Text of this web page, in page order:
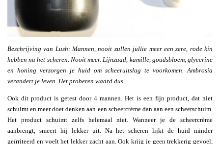
Beschrijving van Lush: Mannen, nooit zullen jullie meer een zere, rode kin
hebben na het scheren. Nooit meer. Lijnzaad, kamille, goudsbloem, glycerine
en honing verzorgen je huid om scheeruitslag te voorkomen. Ambrosia
verandert je leven. Het proberen waard dus.
Ook dit product is getest door 4 mannen. Het is een fijn product, dat niet
schuimt en meer doet denken aan een scheercrème dan aan een scheerschuim.
Het product schuimt zelfs helemaal niet. Wanneer je de scheercrème
aanbrengt, smeert hij lekker uit. Na het scheren lijkt de huid minder
geïrriteerd en voelt het lekker zacht aan. Ook krijg je geen trekkerig gevoel,